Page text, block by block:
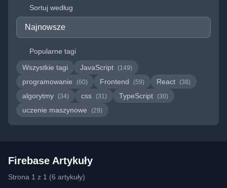
Sortuj według
Popularne tagi
Wszystkie tagi
JavaScript (149)
programowanie (60) Frontend (59) React (38)
algorytmy (34) css (31) TypeScript (30)
uczenie maszynowe (29)
Firebase Artykuły
Strona 1 z 1 (6 artykuły)